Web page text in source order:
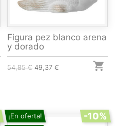
Figura pez blanco arena
y dorado
54,85 € 49,37 € 
¡En oferta!
-10%